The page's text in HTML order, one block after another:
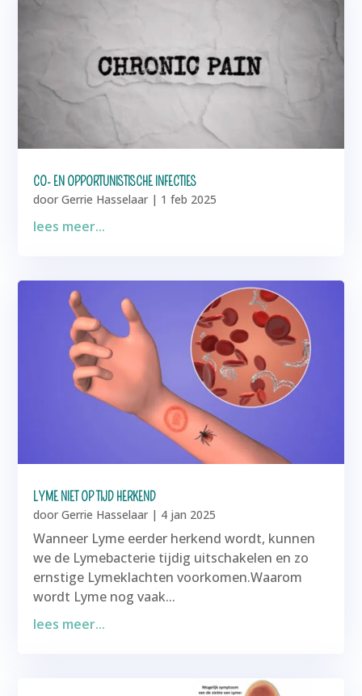
CO- EN OPPORTUNISTISCHE INFECTIES
doorGerrie Hasselaar | 1 feb 2025
lees meer...
LYME NIET OP TIJD HERKEND
doorGerrie Hasselaar | 4 jan 2025
Wanneer Lyme eerder herkend wordt, kunnen
we de Lymebacterie tijdig uitschakelen en zo
ernstige Lymeklachten voorkomen.Waarom
wordt Lyme nog vaak...
lees meer...